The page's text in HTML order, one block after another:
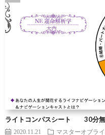
ライトコンパスシート 30分無
2020.11.21 マスターオブラ